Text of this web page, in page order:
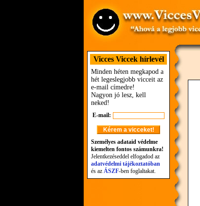
Vicces Viccek hírlevél
Minden héten megkapod a
hét legeslegjobb vicceit az
e-mail címedre!
Nagyon jó lesz, kell
neked!
E-mail:
Személyes adataid védelme
kiemelten fontos számunkra!
Jelentkezéseddel elfogadod az
adatvédelmi tájékoztatóban
és az ÁSZF-ben foglaltakat.